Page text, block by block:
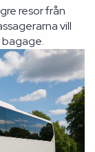
resor från
vill